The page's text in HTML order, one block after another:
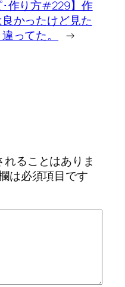
作り方#229】作
かったけど見た
ってた。
→
ることはありま
は必須項目です